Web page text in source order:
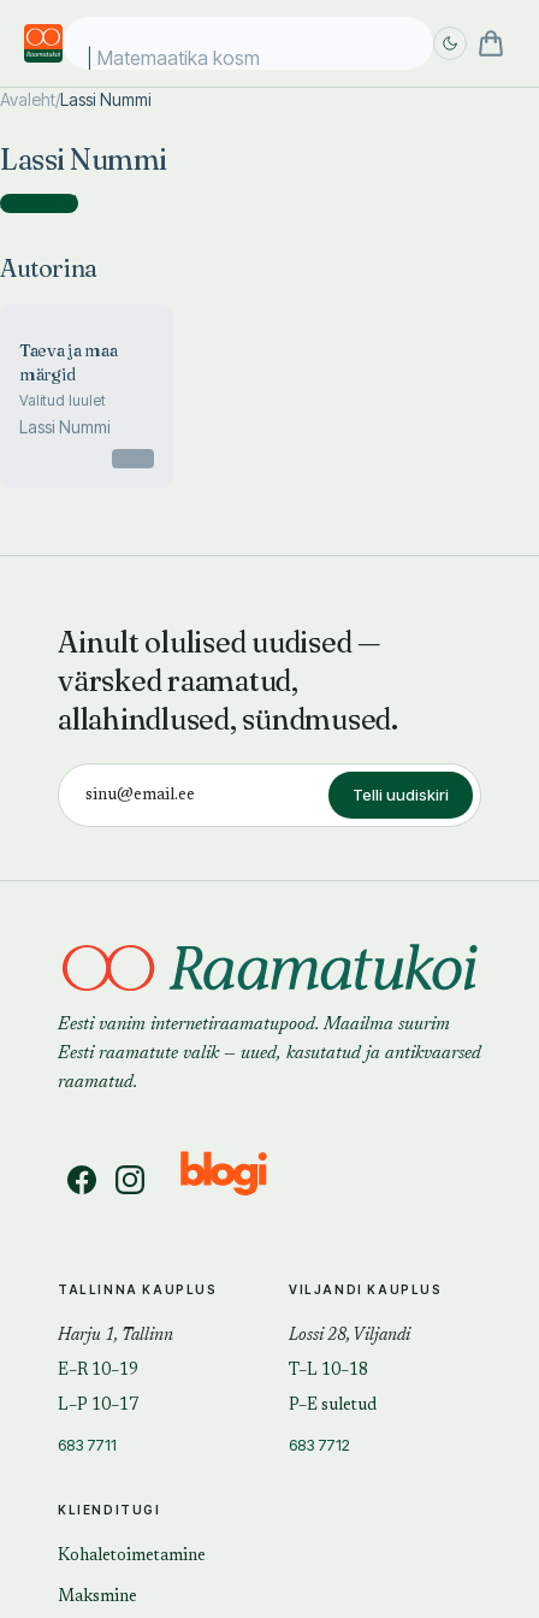
Matemaatika kosmo
Avaleht/Lassi Nummi
Lassi Nummi
Autorina )
Autorina
Taeva ja maa
märgid
Valitud luulet
Lassi Nummi
Ainult olulised uudised —
värsked raamatud,
allahindlused, sündmused.
Telli uudiskiri
Eesti vanim internetiraamatupood. Maailma suurim
Eesti raamatute valik — uued, kasutatud ja antikvaarsed
raamatud.
KLIENDITUGI
Kohaletoimetamine
Maksmine
TALLINNA KAUPLUS
Harju 1, Tallinn
E–R 10–19
L–P 10–17
683 7711
VILJANDI KAUPLUS
Lossi 28, Viljandi
T–L 10–18
P–E suletud
683 7712